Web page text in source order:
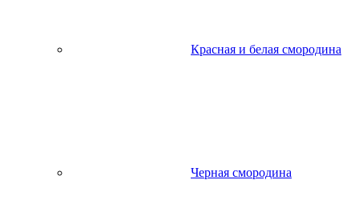
Красная и белая смородина
Черная смородина